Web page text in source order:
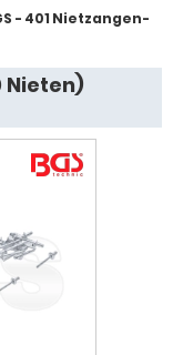
- 401 Nietzangen-
Nieten)